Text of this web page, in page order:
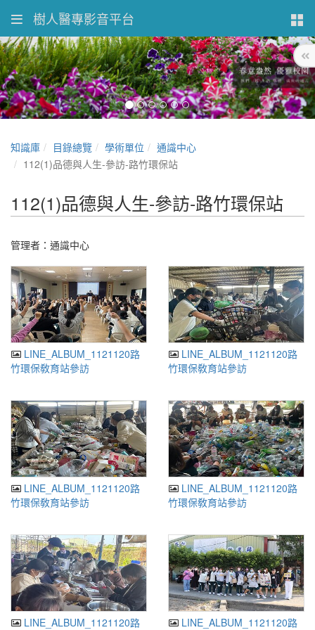
樹人醫專影音平台
知識庫 目錄總覽 學術單位
通識中心
112(1)品德與人生-參訪-路竹環保站
112(1)品德與人生-參訪-路竹環保站
管理者：通識中心
LINE_ALBUM_1121120路
竹環保敎育站參訪
LINE_ALBUM_1121120路
竹環保敎育站參訪
LINE_ALBUM_1121120路
竹環保敎育站參訪
LINE_ALBUM_1121120路
竹環保敎育站參訪
LINE_ALBUM_1121120路
LINE_ALBUM_1121120路